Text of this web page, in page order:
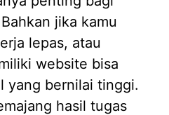
jika kamu
lepas, atau
website bisa
yang bernilai tinggi.
hasil tugas